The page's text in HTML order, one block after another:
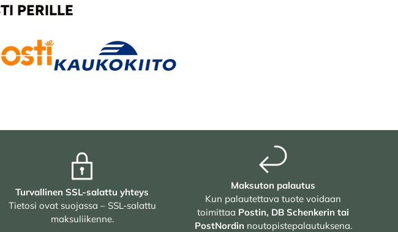
PERILLE
Turvallinen SSL-salattu yhteys
Tietosi ovat suojassa – SSL-salattu
maksuliikenne.
Maksuton palautus
Kun palautettava tuote voidaan
toimittaa Postin, DB Schenkerin tai
PostNordin noutopistepalautuksena.